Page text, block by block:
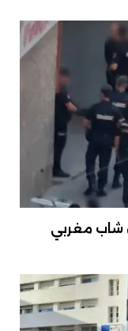
شاب مغربي